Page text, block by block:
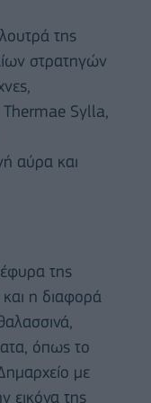
της
στρατηγών
Thermae Sylla,
αύρα και
της
η διαφορά
όπως το
με
εικόνα της